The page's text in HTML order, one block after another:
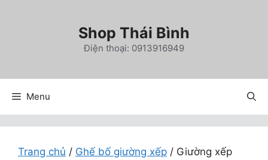
Shop Thái Bình
Điện thoại: 0913916949
Menu
Trang chủ / Ghế bố giường xếp / Giường xếp